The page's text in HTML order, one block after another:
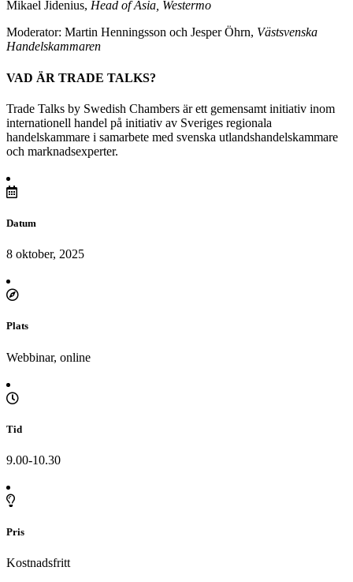
Mikael Jidenius, Head of Asia, Westermo
Moderator: Martin Henningsson och Jesper Öhrn, Västsvenska
Handelskammaren
VAD ÄR TRADE TALKS?
Trade Talks by Swedish Chambers är ett gemensamt initiativ inom
internationell handel på initiativ av Sveriges regionala
handelskammare i samarbete med svenska utlandshandelskammare
och marknadsexperter.
Datum
8 oktober, 2025
Plats
Webbinar, online
Tid
9.00-10.30
Pris
Kostnadsfritt